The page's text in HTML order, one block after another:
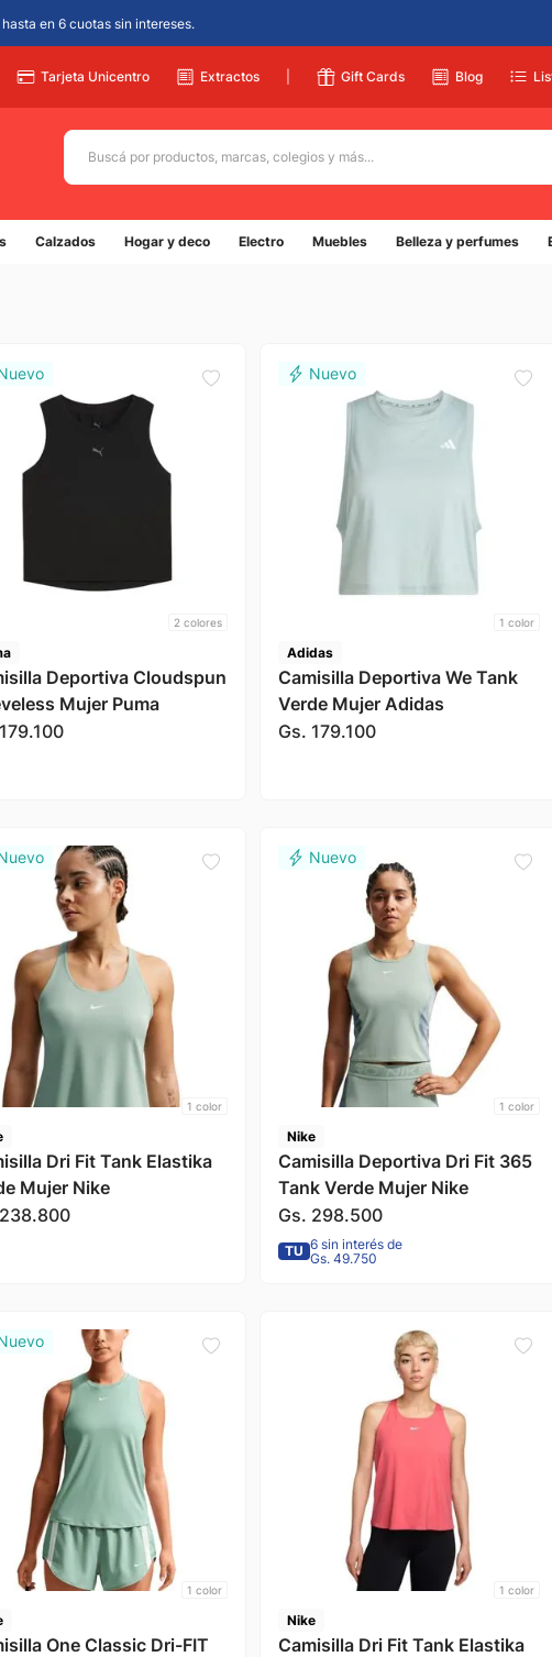
en 6 cuotas sin intereses.
Tarjeta Unicentro Extractos Gift Cards Blog
Buscá por productos, marcas, colegios y más...
Términos más buscados
4. mochila
botin
Calzados Hogar y deco Electro Muebles Belleza y perfumes
2 colores
Deportiva Cloudspun
Mujer Puma
179.100
1 color
Adidas
Camisilla Deportiva We Tank
Verde Mujer Adidas
Gs. 179.100
1 color
Dri Fit Tank Elastika
Mujer Nike
238.800
1 color
Nike
Camisilla Deportiva Dri Fit 365
Tank Verde Mujer Nike
Gs. 298.500
TU 6 sin interés de
Gs. 49.750
1 color
One Classic Dri-FIT
1 color
Nike
Camisilla Dri Fit Tank Elastika